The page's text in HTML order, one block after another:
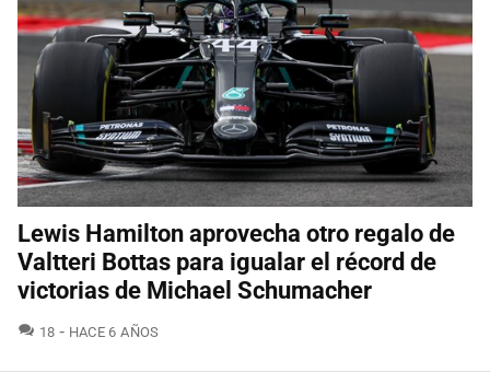
Lewis Hamilton aprovecha otro regalo de
Valtteri Bottas para igualar el récord de
victorias de Michael Schumacher
18 COMENTARIOS
HACE 6 AÑOS